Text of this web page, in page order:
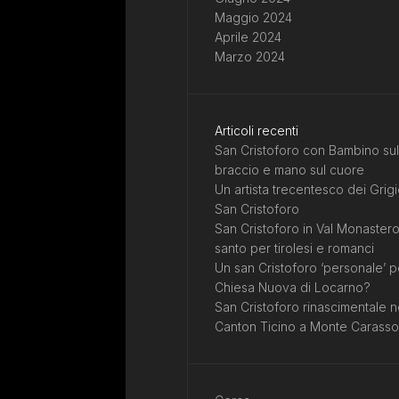
Maggio 2024
Aprile 2024
Marzo 2024
Articoli recenti
San Cristoforo con Bambino sul
braccio e mano sul cuore
Un artista trecentesco dei
San Cristoforo
San Cristoforo in Val
santo per tirolesi e romanci
Un san Cristoforo ‘personale’
Chiesa Nuova di Locarno?
San Cristoforo rinascimentale
Canton Ticino a Monte Carasso